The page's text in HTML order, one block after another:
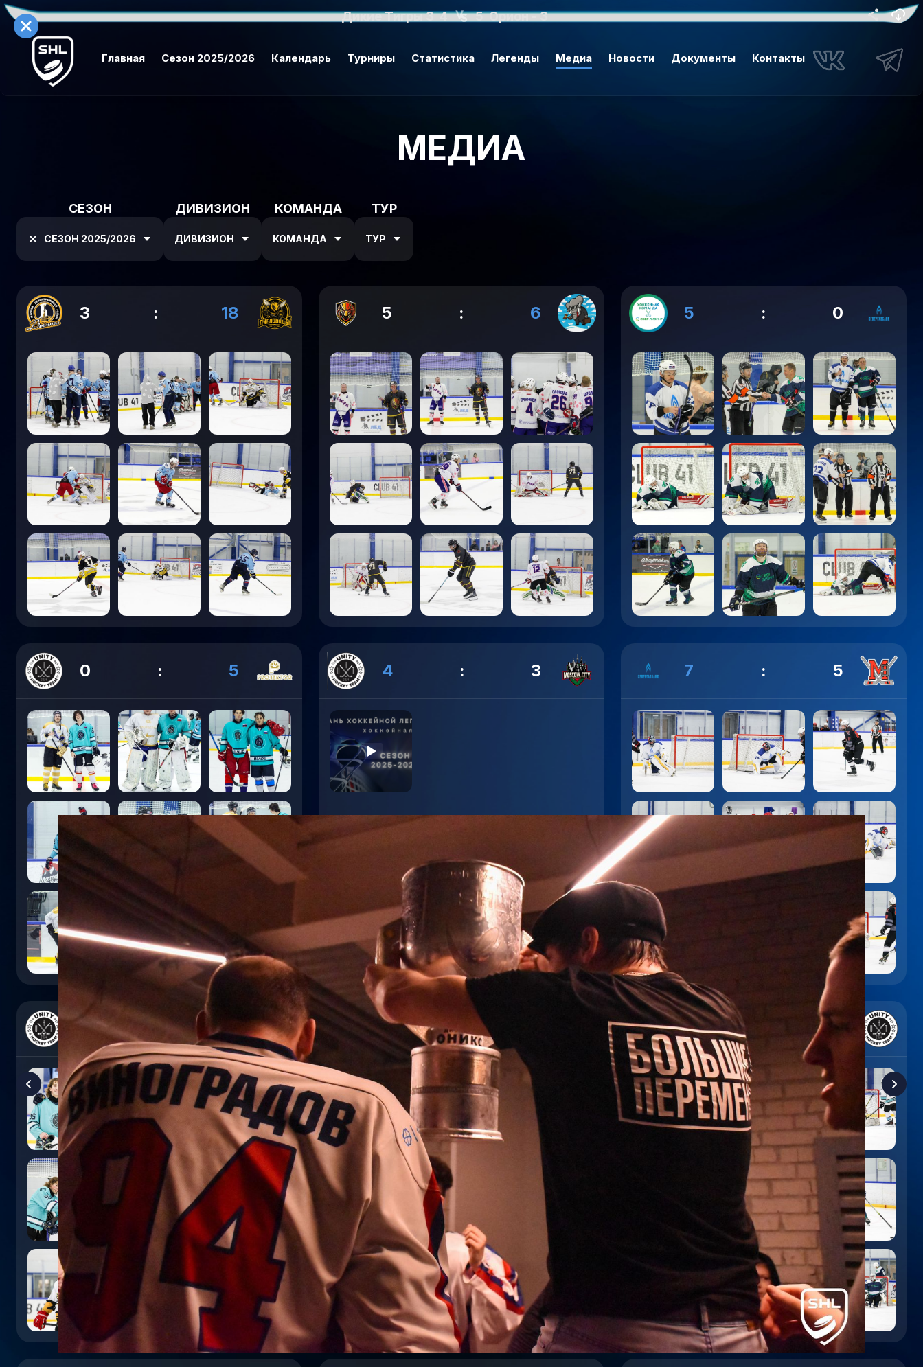
Главная Сезон 2025/2026 Календарь Турниры Статистика Легенды Медиа Новости Документы Контакты
МЕДИА
СЕЗОН
СЕЗОН 2025/2026
ДИВИЗИОН
ДИВИЗИОН
КОМАНДА
КОМАНДА
ТУР
ТУР
3 : 18 5 : 6 5 : 0
0 : 5 4 : 3 7 : 5
0 5 1 : 6 9
Дикие Тигры 3 4 5 Орион - 3